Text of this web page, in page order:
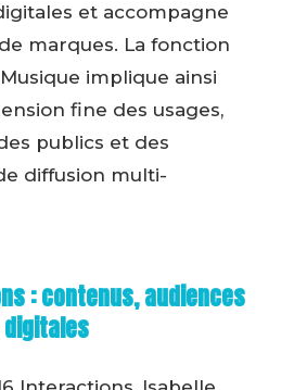
et accompagne
marques. La fonction
implique ainsi
fine des usages,
publics et des
diffusion multi-
: contenus, audiences